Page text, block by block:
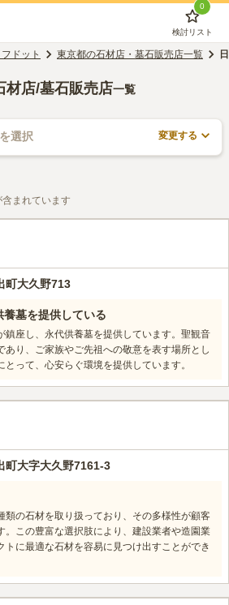
0
検討リスト
ドット 東京都の石材店・墓石販売店一覧
材店/墓石販売店一覧
選択 変更する
まれています
町大久野713
墓を提供している
鎮座し、永代供養墓を提供しています。聖観音
あり、ご家族やご先祖への敬意を表す場所とし
って、心安らぐ環境を提供しています。
町大字大久野7161-3
類の石材を取り扱っており、その多様性が顧客
。この豊富な選択肢により、建設業者や造園業
トに最適な石材を容易に見つけ出すことができ